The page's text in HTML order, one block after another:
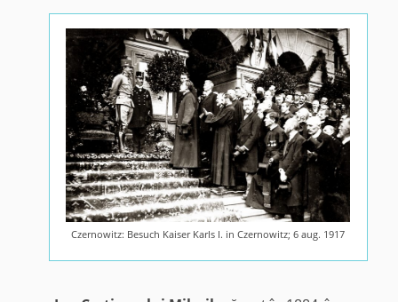
Czernowitz: Besuch Kaiser Karls I. in Czernowitz; 6 aug. 1917